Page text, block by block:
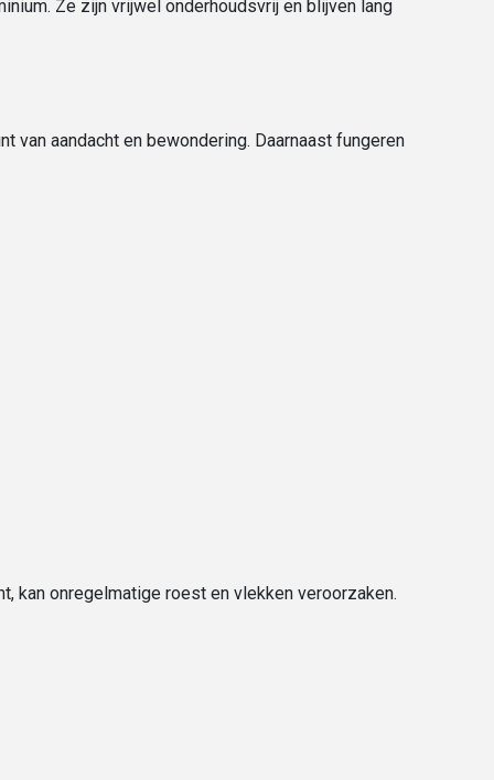
Ze zijn vrijwel onderhoudsvrij en blijven lang
aandacht en bewondering. Daarnaast fungeren
kan onregelmatige roest en vlekken veroorzaken.